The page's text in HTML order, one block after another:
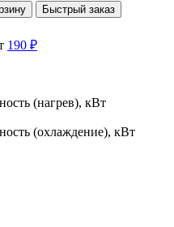
Быстрый заказ
190 ₽
(нагрев), кВт
(охлаждение), кВт